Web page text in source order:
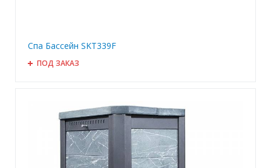
Спа Бассейн SKT339F
ПОД ЗАКАЗ